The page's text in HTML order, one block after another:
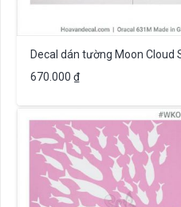
Decal dán tường Moon Cloud
670.000 ₫